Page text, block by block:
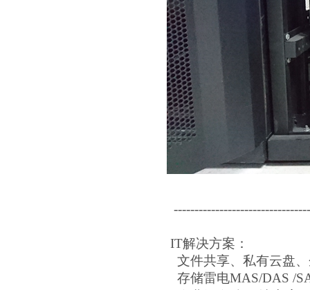
IT解决方案：
文件共享、私有云盘
存储雷电MAS/DAS /